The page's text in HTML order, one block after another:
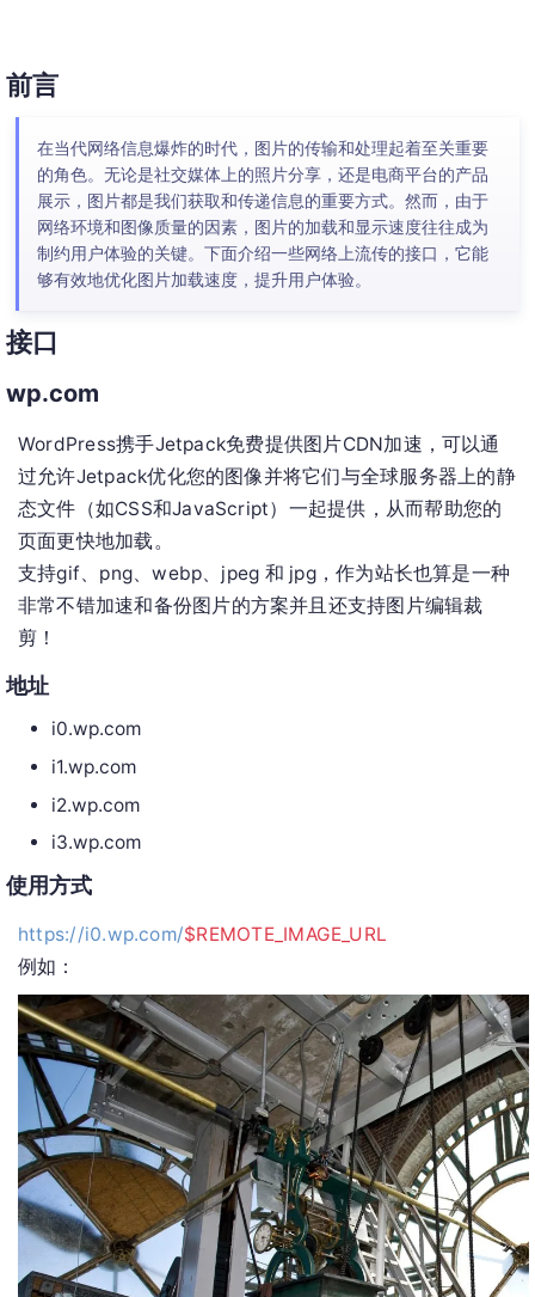
前言
在当代网络信息爆炸的时代，图片的传输和处理起着至关重要
的角色。无论是社交媒体上的照片分享，还是电商平台的产品
展示，图片都是我们获取和传递信息的重要方式。然而，由于
网络环境和图像质量的因素，图片的加载和显示速度往往成为
制约用户体验的关键。下面介绍一些网络上流传的接口，它能
够有效地优化图片加载速度，提升用户体验。
接口
wp.com
WordPress携手Jetpack免费提供图片CDN加速，可以通
过允许Jetpack优化您的图像并将它们与全球服务器上的静
态文件（如CSS和JavaScript）一起提供，从而帮助您的
页面更快地加载。
支持gif、png、webp、jpeg 和 jpg，作为站长也算是一种
非常不错加速和备份图片的方案并且还支持图片编辑裁
剪！
地址
i0.wp.com
i1.wp.com
i2.wp.com
i3.wp.com
使用方式
https://i0.wp.com/$REMOTE_IMAGE_URL
例如：